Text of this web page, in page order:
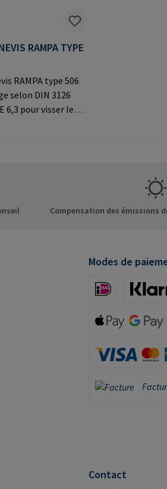
RAMPA TYPE
RAMPA type 506
selon DIN 3126
6,3 pour visser les
sur le
RAMPA GmbH &
der Heide 8 21514Compensation des émissions
Modes de
Facture
Contact